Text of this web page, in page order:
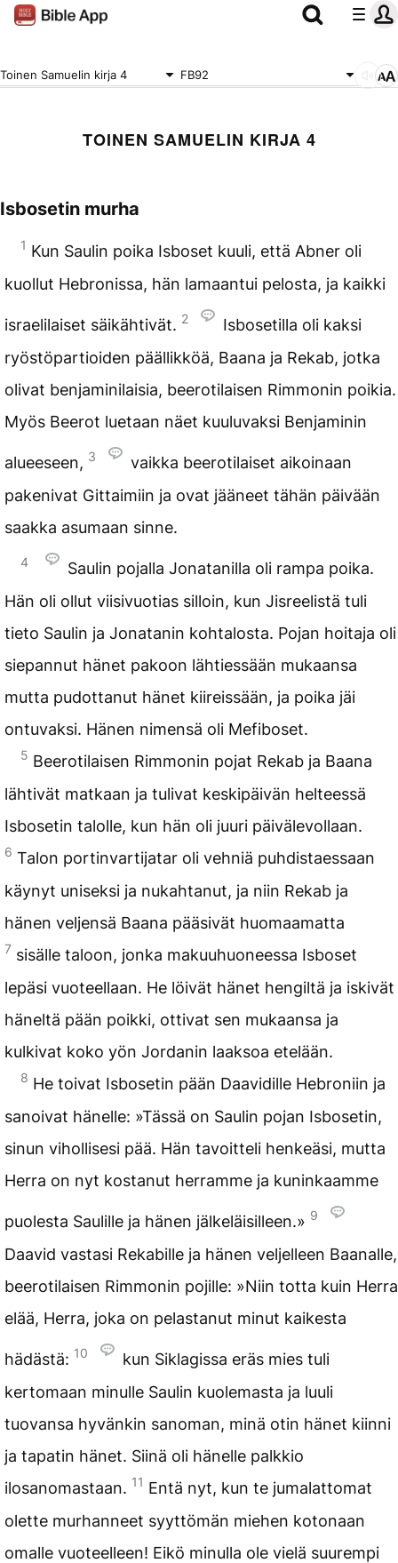
Toinen Samuelin kirja 4 FB92
TOINEN SAMUELIN KIRJA 4
Isbosetin murha
1 Kun Saulin poika Isboset kuuli, että Abner oli
kuollut Hebronissa, hän lamaantui pelosta, ja kaikki
israelilaiset säikähtivät. 2
Isbosetilla oli kaksi
ryöstöpartioiden päällikköä, Baana ja Rekab, jotka
olivat benjaminilaisia, beerotilaisen Rimmonin poikia.
Myös Beerot luetaan näet kuuluvaksi Benjaminin
alueeseen, 3
vaikka beerotilaiset aikoinaan
pakenivat Gittaimiin ja ovat jääneet tähän päivään
saakka asumaan sinne.
4
Saulin pojalla Jonatanilla oli rampa poika.
Hän oli ollut viisivuotias silloin, kun Jisreelistä tuli
tieto Saulin ja Jonatanin kohtalosta. Pojan hoitaja oli
siepannut hänet pakoon lähtiessään mukaansa
mutta pudottanut hänet kiireissään, ja poika jäi
ontuvaksi. Hänen nimensä oli Mefiboset.
5 Beerotilaisen Rimmonin pojat Rekab ja Baana
lähtivät matkaan ja tulivat keskipäivän helteessä
Isbosetin talolle, kun hän oli juuri päivälevollaan.
6 Talon portinvartijatar oli vehniä puhdistaessaan
käynyt uniseksi ja nukahtanut, ja niin Rekab ja
hänen veljensä Baana pääsivät huomaamatta
7 sisälle taloon, jonka makuuhuoneessa Isboset
lepäsi vuoteellaan. He löivät hänet hengiltä ja iskivät
häneltä pään poikki, ottivat sen mukaansa ja
kulkivat koko yön Jordanin laaksoa etelään.
8 He toivat Isbosetin pään Daavidille Hebroniin ja
sanoivat hänelle: »Tässä on Saulin pojan Isbosetin,
sinun vihollisesi pää. Hän tavoitteli henkeäsi, mutta
Herra on nyt kostanut herramme ja kuninkaamme
puolesta Saulille ja hänen jälkeläisilleen.» 9
Daavid vastasi Rekabille ja hänen veljelleen Baanalle,
beerotilaisen Rimmonin pojille: »Niin totta kuin Herra
elää, Herra, joka on pelastanut minut kaikesta
hädästä: 10
kun Siklagissa eräs mies tuli
kertomaan minulle Saulin kuolemasta ja luuli
tuovansa hyvänkin sanoman, minä otin hänet kiinni
ja tapatin hänet. Siinä oli hänelle palkkio
ilosanomastaan. 11 Entä nyt, kun te jumalattomat
olette murhanneet syyttömän miehen kotonaan
omalle vuoteelleen! Eikö minulla ole vielä suurempi